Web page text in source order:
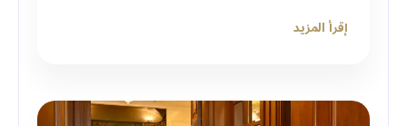
إقرأ المزيد